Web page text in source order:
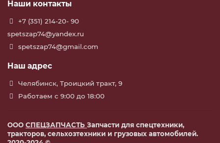
Наши контакты
+7 (351) 214-20- 90
spetszap74@yandex.ru
spetszap74@gmail.com
Наш адрес
Челябинск, Троицкий тракт, 9
Работаем с 9:00 до 18:00
ООО СПЕЦЗАПЧАСТЬ Запчасти для спецтехники,
тракторов, сельхозтехники и грузовых автомобилей.